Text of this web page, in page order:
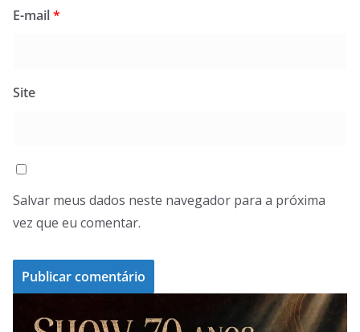
E-mail*
Site
Salvar meus dados neste navegador para a próxima
vez que eu comentar.